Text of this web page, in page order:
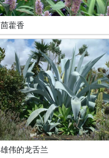
茴藿香
雄伟的龙舌兰